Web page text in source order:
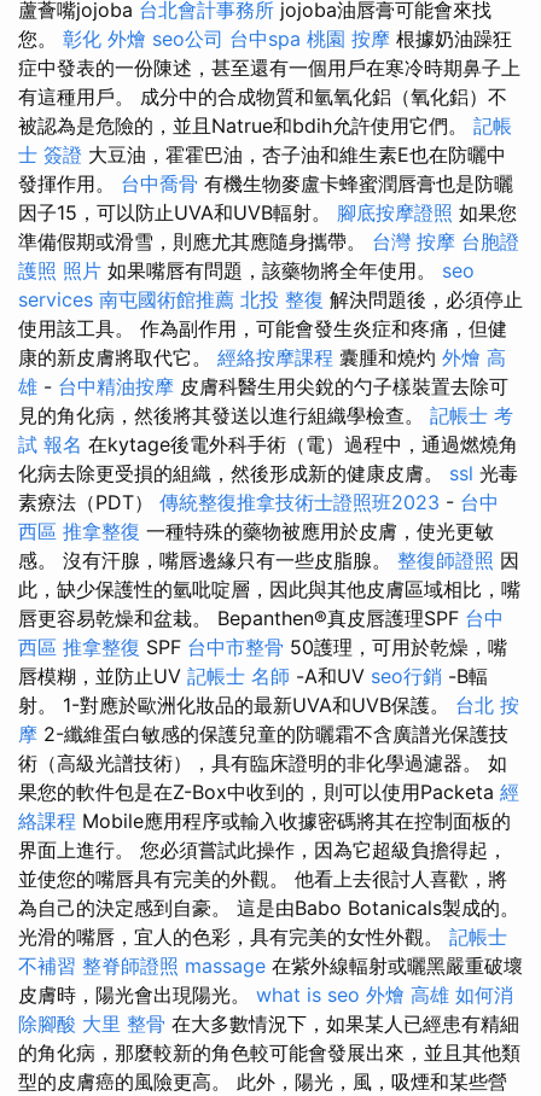
蘆薈嘴jojoba 台北會計事務所 jojoba油唇膏可能會來找
您。 彰化 外燴 seo公司 台中spa 桃園 按摩 根據奶油躁狂
症中發表的一份陳述，甚至還有一個用戶在寒冷時期鼻子上
有這種用戶。 成分中的合成物質和氫氧化鋁（氧化鋁）不
被認為是危險的，並且Natrue和bdih允許使用它們。 記帳
士 簽證 大豆油，霍霍巴油，杏子油和維生素E也在防曬中
發揮作用。 台中喬骨 有機生物麥盧卡蜂蜜潤唇膏也是防曬
因子15，可以防止UVA和UVB輻射。 腳底按摩證照 如果您
準備假期或滑雪，則應尤其應隨身攜帶。 台灣 按摩 台胞證
護照 照片 如果嘴唇有問題，該藥物將全年使用。 seo
services 南屯國術館推薦 北投 整復 解決問題後，必須停止
使用該工具。 作為副作用，可能會發生炎症和疼痛，但健
康的新皮膚將取代它。 經絡按摩課程 囊腫和燒灼 外燴 高
雄 - 台中精油按摩 皮膚科醫生用尖銳的勺子樣裝置去除可
見的角化病，然後將其發送以進行組織學檢查。 記帳士 考
試 報名 在kytage後電外科手術（電）過程中，通過燃燒角
化病去除更受損的組織，然後形成新的健康皮膚。 ssl 光毒
素療法（PDT） 傳統整復推拿技術士證照班2023 - 台中
西區 推拿整復 一種特殊的藥物被應用於皮膚，使光更敏
感。 沒有汗腺，嘴唇邊緣只有一些皮脂腺。 整復師證照 因
此，缺少保護性的氫吡啶層，因此與其他皮膚區域相比，嘴
唇更容易乾燥和盆栽。 Bepanthen®真皮唇護理SPF 台中
西區 推拿整復 SPF 台中市整骨 50護理，可用於乾燥，嘴
唇模糊，並防止UV 記帳士 名師 -A和UV seo行銷 -B輻
射。 1-對應於歐洲化妝品的最新UVA和UVB保護。 台北 按
摩 2-纖維蛋白敏感的保護兒童的防曬霜不含廣譜光保護技
術（高級光譜技術），具有臨床證明的非化學過濾器。 如
果您的軟件包是在Z-Box中收到的，則可以使用Packeta 經
絡課程 Mobile應用程序或輸入收據密碼將其在控制面板的
界面上進行。 您必須嘗試此操作，因為它超級負擔得起，
並使您的嘴唇具有完美的外觀。 他看上去很討人喜歡，將
為自己的決定感到自豪。 這是由Babo Botanicals製成的。
光滑的嘴唇，宜人的色彩，具有完美的女性外觀。 記帳士
不補習 整脊師證照 massage 在紫外線輻射或曬黑嚴重破壞
皮膚時，陽光會出現陽光。 what is seo 外燴 高雄 如何消
除腳酸 大里 整骨 在大多數情況下，如果某人已經患有精細
的角化病，那麼較新的角色較可能會發展出來，並且其他類
型的皮膚癌的風險更高。 此外，陽光，風，吸煙和某些營